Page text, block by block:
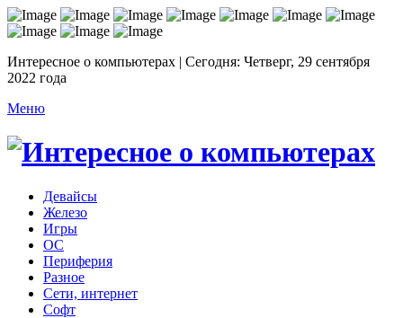
Интересное о компьютерах | Сегодня: Четверг, 29 сентября
2022 года
Меню
Девайсы
Железо
Игры
ОС
Периферия
Разное
Сети, интернет
Софт